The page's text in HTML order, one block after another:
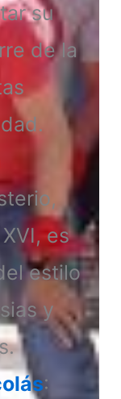
su
de la
es
estilo
y
: